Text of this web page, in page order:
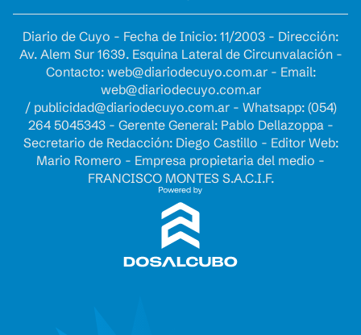
Diario de Cuyo - Fecha de Inicio: 11/2003 - Dirección:
Av. Alem Sur 1639. Esquina Lateral de Circunvalación -
Contacto: web@diariodecuyo.com.ar- Email:
web@diariodecuyo.com.ar
/ publicidad@diariodecuyo.com.ar- Whatsapp: (054)
264 5045343 - Gerente General: Pablo Dellazoppa -
Secretario de Redacción: Diego Castillo - Editor Web:
Mario Romero - Empresa propietaria del medio -
FRANCISCO MONTES S.A.C.I.F.